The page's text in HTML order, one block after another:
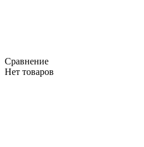
Сравнение
Нет товаров